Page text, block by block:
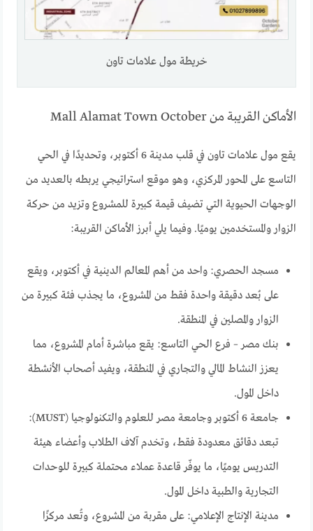
خريطة مول علامات تاون
الأماكن القريبة من Mall Alamat Town October
يقع مول علامات تاون في قلب مدينة 6 أكتوبر، وتحديدًا في الحي
التاسع على المحور المركزي، وهو موقع استراتيجي يربطه بالعديد من
الوجهات الحيوية التي تضيف قيمة كبيرة للمشروع وتزيد من حركة
الزوار والمستخدمين يوميًا. وفيما يلي أبرز الأماكن القريبة:
مسجد الحصري: واحد من أهم المعالم الدينية في أكتوبر، ويقع
على بُعد دقيقة واحدة فقط من المشروع، ما يجذب فئة كبيرة من
الزوار والمصلين في المنطقة.
بنك مصر – فرع الحي التاسع: يقع مباشرة أمام المشروع، مما
يعزز النشاط المالي والتجاري في المنطقة، ويفيد أصحاب الأنشطة
داخل المول.
جامعة 6 أكتوبر وجامعة مصر للعلوم والتكنولوجيا (MUST):
تبعد دقائق معدودة فقط، وتخدم آلاف الطلاب وأعضاء هيئة
التدريس يوميًا، ما يوفّر قاعدة عملاء محتملة كبيرة للوحدات
التجارية والطبية داخل المول.
مدينة الإنتاج الإعلامي: على مقربة من المشروع، وتُعد مركزًا